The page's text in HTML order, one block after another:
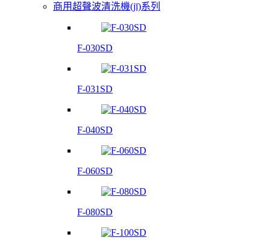
商用超聲波清洗機(jī)系列
F-030SD
F-031SD
F-040SD
F-060SD
F-080SD